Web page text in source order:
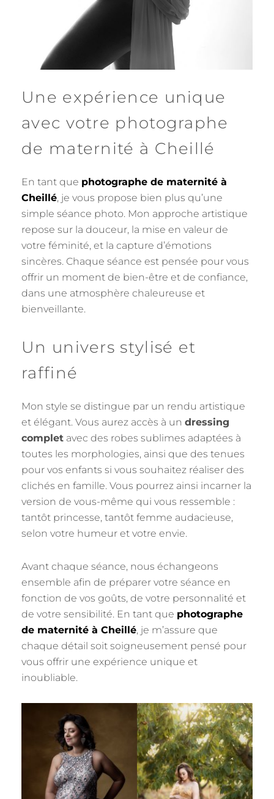
Une expérience unique
avec votre photographe
de maternité à Cheillé
En tant que photographe de maternité à
Cheillé, je vous propose bien plus qu’une
simple séance photo. Mon approche artistique
repose sur la douceur, la mise en valeur de
votre féminité, et la capture d’émotions
sincères. Chaque séance est pensée pour vous
offrir un moment de bien-être et de confiance,
dans une atmosphère chaleureuse et
bienveillante.
Un univers stylisé et
raffiné
Mon style se distingue par un rendu artistique
et élégant. Vous aurez accès à un dressing
complet avec des robes sublimes adaptées à
toutes les morphologies, ainsi que des tenues
pour vos enfants si vous souhaitez réaliser des
clichés en famille. Vous pourrez ainsi incarner la
version de vous-même qui vous ressemble :
tantôt princesse, tantôt femme audacieuse,
selon votre humeur et votre envie.
Avant chaque séance, nous échangeons
ensemble afin de préparer votre séance en
fonction de vos goûts, de votre personnalité et
de votre sensibilité. En tant que photographe
de maternité à Cheillé, je m’assure que
chaque détail soit soigneusement pensé pour
vous offrir une expérience unique et
inoubliable.